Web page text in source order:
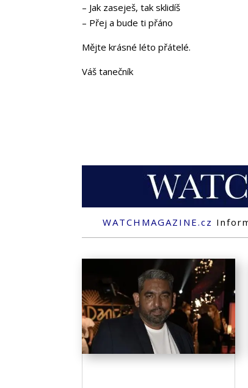
– Jak zaseješ, tak sklidíš
– Přej a bude ti přáno
Mějte krásné léto přátelé.
Váš tanečník
WATCHMAGAZINE.cz